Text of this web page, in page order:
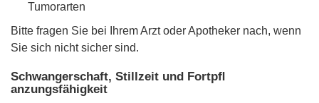
Tumorarten
Bitte fragen Sie bei Ihrem Arzt oder Apotheker nach, wenn
Sie sich nicht sicher sind.
Schwangerschaft, Stillzeit und Fortpﬂ
anzungsfähigkeit